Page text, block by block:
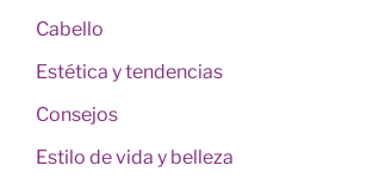
Cabello
Estética y tendencias
Consejos
Estilo de vida y belleza